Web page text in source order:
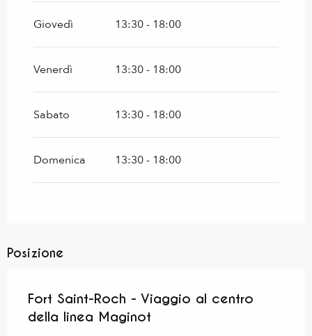
Giovedì 13:30 - 18:00
Venerdì 13:30 - 18:00
Sabato 13:30 - 18:00
Domenica 13:30 - 18:00
Posizione
Fort Saint-Roch - Viaggio al centro
della linea Maginot